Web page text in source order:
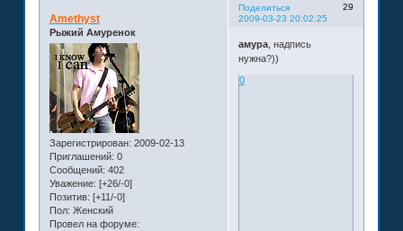
Поделиться
29
2009-03-23 20:02:25
Amethyst
Рыжий Амуренок
Зарегистрирован: 2009-02-13
Приглашений: 0
Сообщений: 402
Уважение: [+26/-0]
Позитив: [+11/-0]
Пол: Женский
Провел на форуме:
амура, надпись
нужна?))
0